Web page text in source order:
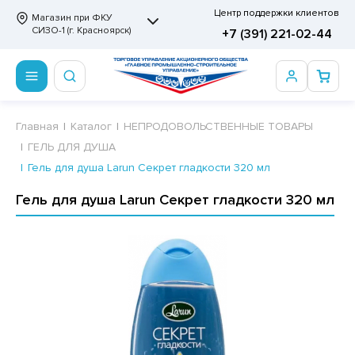
Магазин при ФКУ
СИЗО-1 (г. Красноярск)
Центр поддержки клиентов
+7 (391) 221-02-44
ПРОДОВОЛЬСТВЕННЫЕ ТОВАРЫ
ЗАМОРОЖЕННЫЕ ИЗДЕЛИЯ
ИЗДЕЛИЯ
ВАФЕЛЬНЫЕ ТОРТЫ
ПИТЬЕВАЯ, МИНЕРАЛЬНАЯ
ПАСТИЛА, МАРМЕЛАД
НЕПРОДОВОЛЬСТВЕННЫЕ ТОВАРЫ
ПРИНАДЛЕЖНОСТИ
ПРИНАДЛЕЖНОСТИ
ТУАЛЕТНАЯ
И ВАТНО-ГИГИЕНИЧЕСКАЯ ПРОДУКЦИЯ
ТОВАРЫ
Сертификаты
Главная Каталог
НЕПРОДОВОЛЬСТВЕННЫЕ ТОВАРЫ
ГЕЛЬ ДЛЯ ДУША
Гель для душа Larun Cекрет гладкости 320 мл
Гель для душа Larun Cекрет гладкости 320 мл